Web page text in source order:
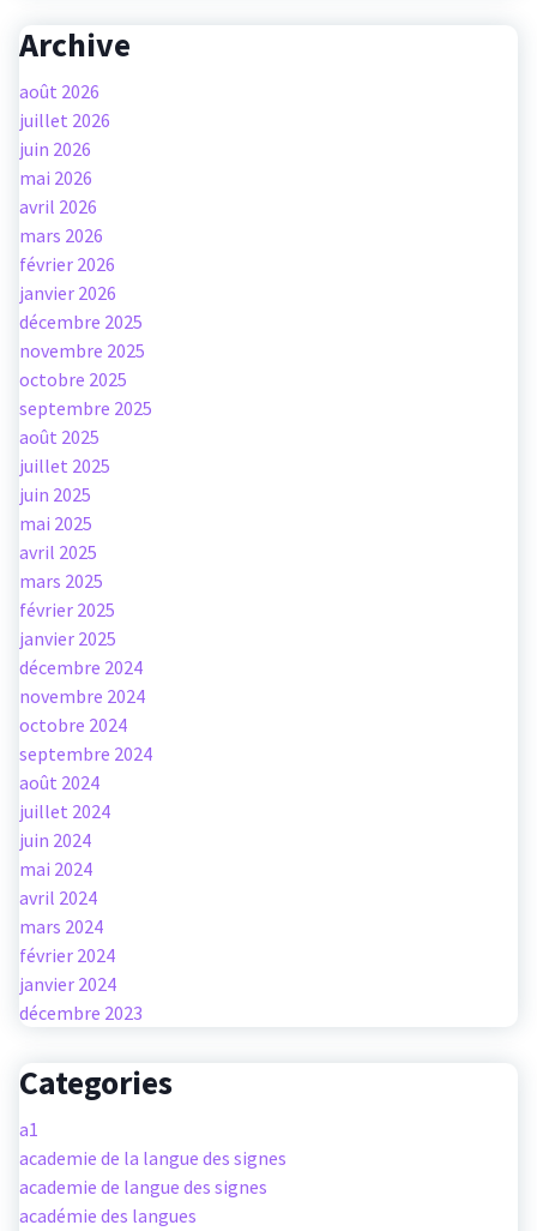
Archive
août 2026
juillet 2026
juin 2026
mai 2026
avril 2026
mars 2026
février 2026
janvier 2026
décembre 2025
novembre 2025
octobre 2025
septembre 2025
août 2025
juillet 2025
juin 2025
mai 2025
avril 2025
mars 2025
février 2025
janvier 2025
décembre 2024
novembre 2024
octobre 2024
septembre 2024
août 2024
juillet 2024
juin 2024
mai 2024
avril 2024
mars 2024
février 2024
janvier 2024
décembre 2023
Categories
a1
academie de la langue des signes
academie de langue des signes
académie des langues